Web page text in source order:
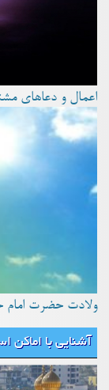
اعمال و دعاهای
ولادت حضرت
آشنایی با اماکن